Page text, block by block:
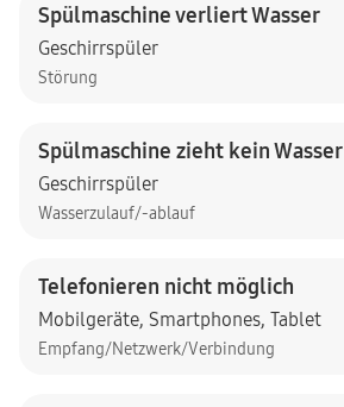
Spülmaschine verliert Wasser
Geschirrspüler
Störung
Spülmaschine zieht kein Wasser
Geschirrspüler
Wasserzulauf/-ablauf
Telefonieren nicht möglich
Mobilgeräte, Smartphones, Tablet
Empfang/Netzwerk/Verbindung